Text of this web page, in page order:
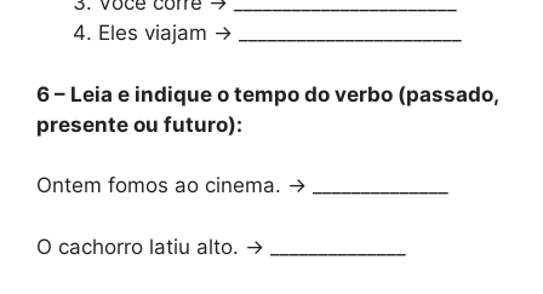
Eles viajam → _______________________
6 – Leia e indique o tempo do verbo (passado,
presente ou futuro):
Ontem fomos ao cinema. → ______________
O cachorro latiu alto. → ______________